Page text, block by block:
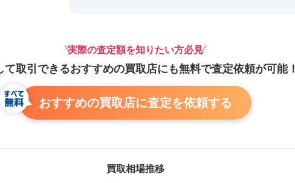
実際の査定額を知りたい方必見
て取引できるおすすめの買取店にも無料で査定依頼が可能！
おすすめの買取店に査定を依頼する
買取相場推移